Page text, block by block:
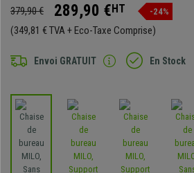
379,90 € 289,90 €HT -24%
(349,81 € TVA + Eco-Taxe Comprise)
Envoi GRATUIT En Stock